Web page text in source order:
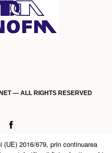
— ALL RIGHTS RESERVED
(UE) 2016/679, prin continuarea